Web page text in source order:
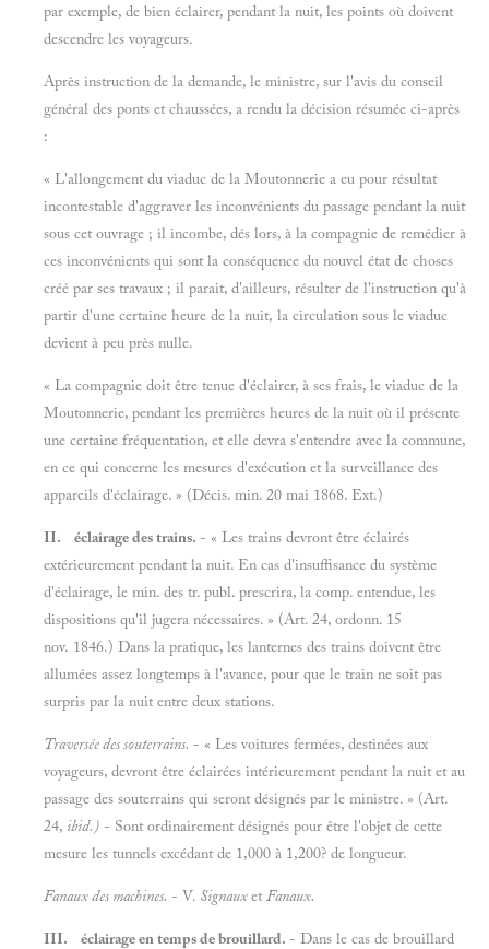
par exemple, de bien éclairer, pendant la nuit, les points où doivent
descendre les voyageurs.
Après instruction de la demande, le ministre, sur l'avis du conseil
général des ponts et chaussées, a rendu la décision résumée ci-après
:
« L'allongement du viaduc de la Moutonnerie a eu pour résultat
incontestable d'aggraver les inconvénients du passage pendant la nuit
sous cet ouvrage ; il incombe, dés lors, à la compagnie de remédier à
ces inconvénients qui sont la conséquence du nouvel état de choses
créé par ses travaux ; il parait, d'ailleurs, résulter de l'instruction qu'à
partir d'une certaine heure de la nuit, la circulation sous le viaduc
devient à peu près nulle.
« La compagnie doit être tenue d'éclairer, à ses frais, le viaduc de la
Moutonnerie, pendant les premières heures de la nuit où il présente
une certaine fréquentation, et elle devra s'entendre avec la commune,
en ce qui concerne les mesures d'exécution et la surveillance des
appareils d'éclairage. » (Décis. min. 20 mai 1868. Ext.)
II. éclairage des trains. - « Les trains devront être éclairés
extérieurement pendant la nuit. En cas d'insuffisance du système
d'éclairage, le min. des tr. publ. prescrira, la comp. entendue, les
dispositions qu'il jugera nécessaires. » (Art. 24, ordonn. 15
nov. 1846.) Dans la pratique, les lanternes des trains doivent être
allumées assez longtemps à l'avance, pour que le train ne soit pas
surpris par la nuit entre deux stations.
Traversée des souterrains. - « Les voitures fermées, destinées aux
voyageurs, devront être éclairées intérieurement pendant la nuit et au
passage des souterrains qui seront désignés par le ministre. » (Art.
24, ibid.) - Sont ordinairement désignés pour être l'objet de cette
mesure les tunnels excédant de 1,000 à 1,200? de longueur.
Fanaux des machines. - V. SignauxetFanaux.
III. éclairage en temps de brouillard. - Dans le cas de brouillard